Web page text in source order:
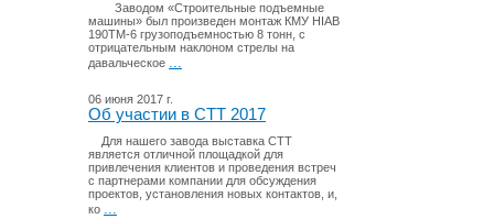
Заводом «Строительные подъемные
машины» был произведен монтаж КМУ HIAB
190TM-6 грузоподъемностью 8 тонн, с
отрицательным наклоном стрелы на
давальческое ...
06 июня 2017 г.
Об участии в СТТ 2017
Для нашего завода выставка СТТ
является отличной площадкой для
привлечения клиентов и проведения встреч
с партнерами компании для обсуждения
проектов, установления новых контактов, и,
ко ...